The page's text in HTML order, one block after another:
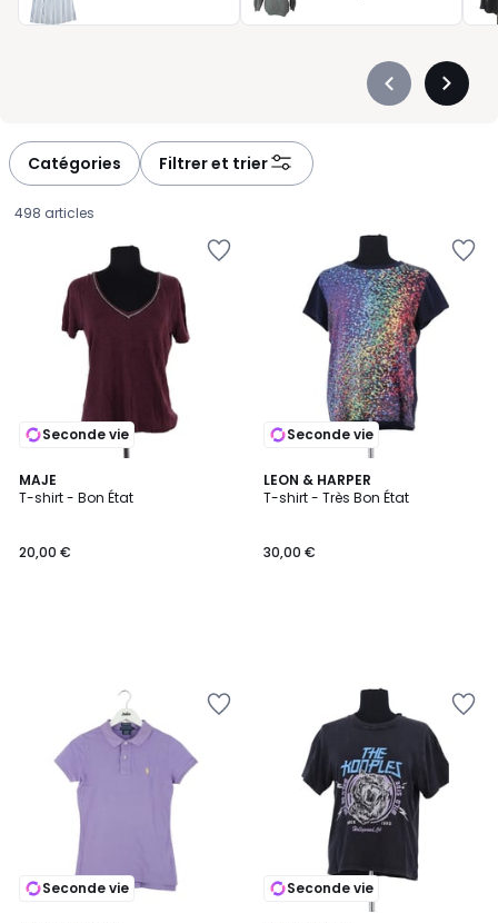
Précédent
Catégories Filtrer et trier
498 articles
Seconde vie
MAJE
T-shirt - Bon État
€.
20,00 €
Seconde vie
LEON & HARPER
T-shirt - Très Bon État
30,00 €
Seconde vie Seconde vie